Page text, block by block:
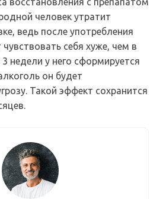
человек утратит
ведь после употребления
себя хуже, чем в
3 недели у него сформируется
он будет
Такой эффект сохранится